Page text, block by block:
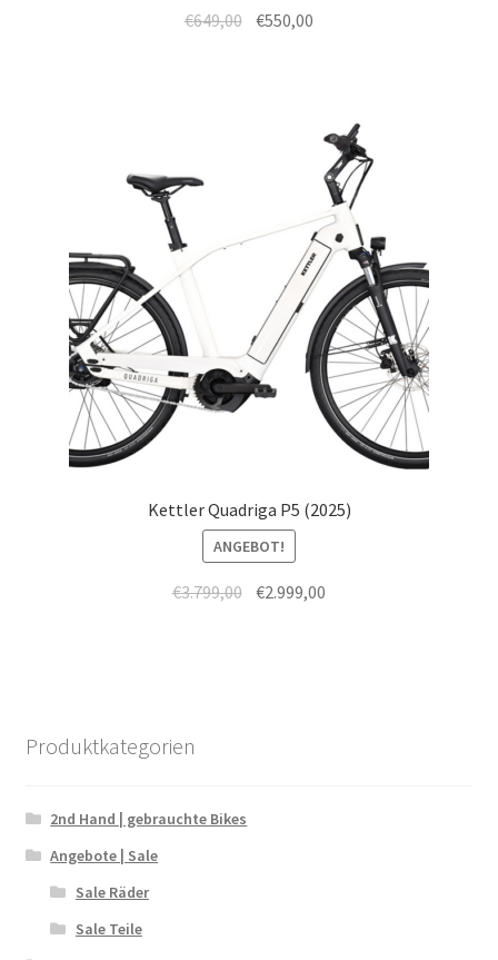
€649,00 €550,00
Kettler Quadriga P5 (2025)
ANGEBOT!
€3.799,00 €2.999,00
Produktkategorien
2nd Hand | gebrauchte Bikes
Angebote | Sale
Sale Räder
Sale Teile